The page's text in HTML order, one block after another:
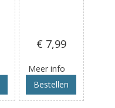
€ 7,99
Meer info
Bestellen